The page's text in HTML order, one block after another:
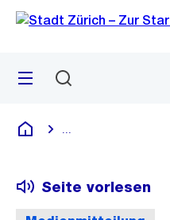
Navigation
Sprunglink
Menü
Deutsch
Seite vorlesen